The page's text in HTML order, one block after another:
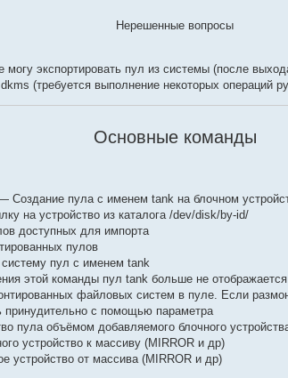
Нерешенные вопросы
экспортировать пул из системы (после
(требуется выполнение некоторых операций
Основные команды
пула с именем tank на блочном
на устройство из каталога /dev/disk/by-id/
доступных для импорта
пулов
пул с именем tank
этой команды пул tank больше не
файловых систем в пуле. Если
принудительно с помощью параметра
пула объёмом добавляемого блочного
устройство к массиву (MIRROR и др)
устройство от массива (MIRROR и др)